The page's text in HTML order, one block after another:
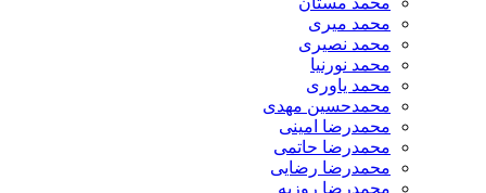
محمد میری
محمد نصیری
محمد نورنیا
محمد یاوری
محمدحسین مهدی
محمدرضا امینی
محمدرضا حاتمی
محمدرضا رضایی
محمدرضا روزبه